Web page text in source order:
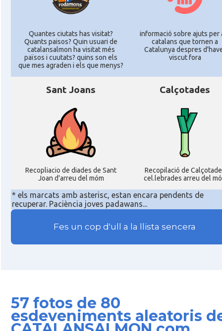
Quantes ciutats has visitat?
Quants paisos? Quin usuari de
catalansalmon ha visitat més
països i cuutats? quins son els
que mes agraden i els que menys?
informació sobre ajuts per
catalans que tornen a
Catalunya despres
viscut fora
Sant Joans
Recopliacio de diades de Sant
Joan d'arreu del móm
Calçotades
Recopilació de
cel.lebrades arreu del
* els marcats amb asterisc, estan encara pendents de
recuperar. Paciència joves padawans...
Fes un cop d'ull a la llista sencera
57 fotos de 80
esdeveniments aleatoris